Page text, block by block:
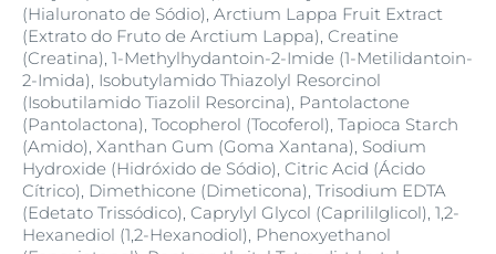
(Hialuronato de Sódio), Arctium Lappa Fruit Extract
(Extrato do Fruto de Arctium Lappa), Creatine
(Creatina), 1-Methylhydantoin-2-Imide (1-Metilidantoin-
2-Imida), Isobutylamido Thiazolyl Resorcinol
(Isobutilamido Tiazolil Resorcina), Pantolactone
(Pantolactona), Tocopherol (Tocoferol), Tapioca Starch
(Amido), Xanthan Gum (Goma Xantana), Sodium
Hydroxide (Hidróxido de Sódio), Citric Acid (Ácido
Cítrico), Dimethicone (Dimeticona), Trisodium EDTA
(Edetato Trissódico), Caprylyl Glycol (Caprililglicol), 1,2-
Hexanediol (1,2-Hexanodiol), Phenoxyethanol